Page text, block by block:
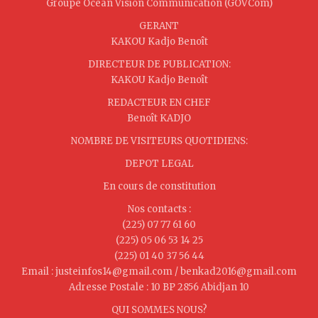
Groupe Océan Vision Communication (GOVCom)
GERANT
KAKOU Kadjo Benoît
DIRECTEUR DE PUBLICATION:
KAKOU Kadjo Benoît
REDACTEUR EN CHEF
Benoît KADJO
NOMBRE DE VISITEURS QUOTIDIENS:
DEPOT LEGAL
En cours de constitution
Nos contacts :
(225) 07 77 61 60
(225) 05 06 53 14 25
(225) 01 40 37 56 44
Email : justeinfos14@gmail.com / benkad2016@gmail.com
Adresse Postale : 10 BP 2856 Abidjan 10
QUI SOMMES NOUS?